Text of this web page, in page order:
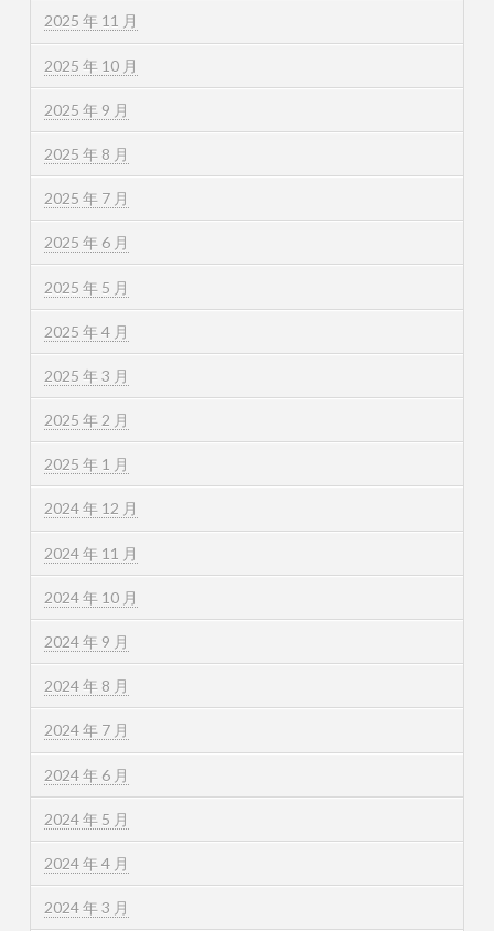
2025 年 11 月
2025 年 10 月
2025 年 9 月
2025 年 8 月
2025 年 7 月
2025 年 6 月
2025 年 5 月
2025 年 4 月
2025 年 3 月
2025 年 2 月
2025 年 1 月
2024 年 12 月
2024 年 11 月
2024 年 10 月
2024 年 9 月
2024 年 8 月
2024 年 7 月
2024 年 6 月
2024 年 5 月
2024 年 4 月
2024 年 3 月